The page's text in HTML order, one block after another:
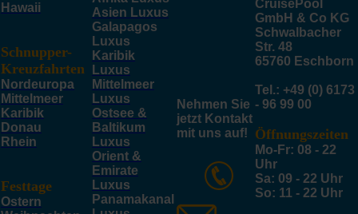
Hawaii
Schnupper-
Kreuzfahrten
Nordeuropa
Mittelmeer
Karibik
Donau
Rhein
Festtage
Ostern
Asien Luxus
Galapagos
Luxus
Karibik
Luxus
Mittelmeer
Luxus
Ostsee &
Baltikum
Luxus
Orient &
Emirate
Luxus
Panamakanal
Nehmen Sie
jetzt Kontakt
mit uns auf!
CruisePool
GmbH & Co KG
Schwalbacher
Str. 48
65760 Eschborn
Tel.: +49 (0) 6173
- 96 99 00
Öffnungszeiten
Mo-Fr: 08 - 22
Uhr
Sa: 09 - 22 Uhr
So: 11 - 22 Uhr